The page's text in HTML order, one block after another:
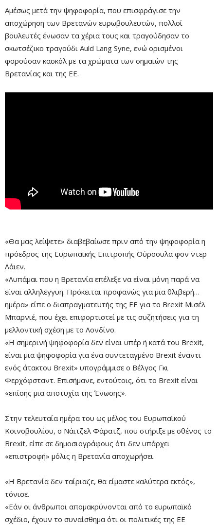
Αμέσως μετά την ψηφοφορία, που επισφράγισε την
αποχώρηση των Βρετανών ευρωβουλευτών, πολλοί
βουλευτές ένωσαν τα χέρια τους και τραγούδησαν το
σκωτσέζικο τραγούδι Auld Lang Syne, ενώ ορισμένοι
φορούσαν κασκόλ με τα χρώματα των σημαιών της
Βρετανίας και της ΕΕ.
«Θα μας λείψετε» διαβεβαίωσε πριν από την ψηφοφορία η
πρόεδρος της Ευρωπαϊκής Επιτροπής Ούρσουλα φον ντερ
Λάιεν.
«Λυπάμαι που η Βρετανία επέλεξε να είναι μόνη παρά να
είναι αλληλέγγυη. Πρόκειται προφανώς για μια θλιβερή…
ημέρα» είπε ο διαπραγματευτής της ΕΕ για το Brexit Μισέλ
Μπαρνιέ, που έχει επιφορτιστεί με τις συζητήσεις για τη
μελλοντική σχέση με το Λονδίνο.
«Η σημερινή ψηφοφορία δεν είναι υπέρ ή κατά του Brexit,
είναι μια ψηφοφορία για ένα συντεταγμένο Brexit έναντι
ενός άτακτου Brexit» υπογράμμισε ο Βέλγος Γκι
Φερχόφσταντ. Επισήμανε, εντούτοις, ότι το Brexit είναι
«επίσης μια αποτυχία της Ένωσης».
Στην τελευταία ημέρα του ως μέλος του Ευρωπαϊκού
Κοινοβουλίου, ο Νάιτζελ Φάρατζ, που στήριξε με σθένος το
Brexit, είπε σε δημοσιογράφους ότι δεν υπάρχει
«επιστροφή» μόλις η Βρετανία αποχωρήσει.
«Η Βρετανία δεν ταίριαζε, θα είμαστε καλύτερα εκτός»,
τόνισε.
«Εάν οι άνθρωποι απομακρύνονται από το ευρωπαϊκό
σχέδιο, έχουν το συναίσθημα ότι οι πολιτικές της ΕΕ